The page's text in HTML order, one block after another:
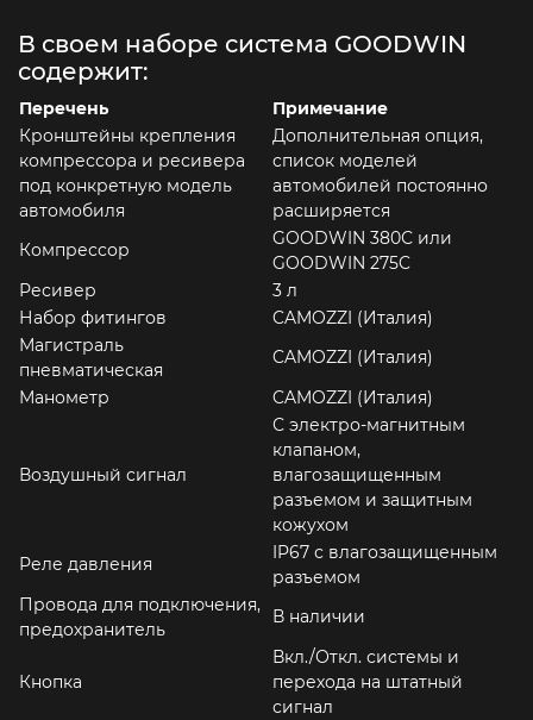
В своем наборе система GOODWIN
содержит:
Перечень
Примечание
Кронштейны крепления
компрессора и ресивера
под конкретную модель
автомобиля
Дополнительная опция,
список моделей
автомобилей постоянно
расширяется
Компрессор
GOODWIN 380С или
GOODWIN 275C
Ресивер
3 л
Набор фитингов
CAMOZZI (Италия)
Магистраль
пневматическая
CAMOZZI (Италия)
Манометр
CAMOZZI (Италия)
Воздушный сигнал
С электро-магнитным
клапаном,
влагозащищенным
разъемом и защитным
кожухом
Реле давления
IP67 с влагозащищенным
разъемом
Провода для подключения,
предохранитель
В наличии
Кнопка
Вкл./Откл. системы и
перехода на штатный
сигнал